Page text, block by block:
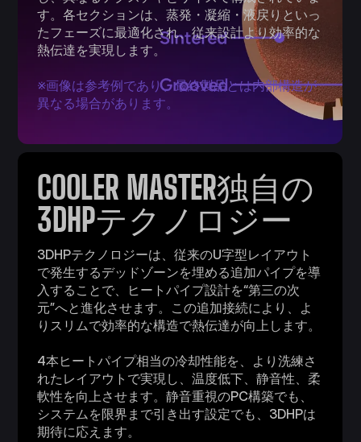
COOLER MASTER独自の
3DHPテクノロジー
3DHPテクノロジーは、従来のU字型レイアウト
で発生するデッドゾーンを埋める追加パイプを導
入することで、ヒートパイプ設計を“第三の次
元”へと進化させます。この追加接続により、よ
りスリムで効率的な構造で熱伝達が向上します。
4本ヒートパイプ相当の冷却性能を、より洗練さ
れたレイアウトで実現し、温度低下、静音性、柔
軟性を向上させます。静音重視のPC構築でも、
システムを限界まで引き出す設定でも、3DHPは
期待に応えます。
す。各セクションは、蒸発・凝縮・液戻りといっ
たフェーズに最適化され、従来設計より効率的な
熱伝達を実現します。
※画像は参考例であり、最終製品とは内部構造が
異なる場合があります。